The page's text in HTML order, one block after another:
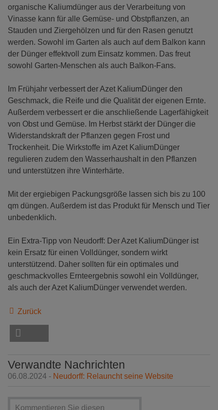
organische Kaliumdünger aus der Verarbeitung von
Vinasse kann für alle Gemüse- und Obstpflanzen, an
Stauden und Ziergehölzen und für den Rasen genutzt
werden. Sowohl im Garten als auch auf dem Balkon kann
der Dünger effektvoll zum Einsatz kommen. Das freut
sowohl Garten-Menschen als auch Balkon-Fans.
Im Frühjahr verbessert der Azet KaliumDünger den
Geschmack, die Reife und die Qualität der eigenen Ernte.
Außerdem verbessert er die anschließende Lagerfähigkeit
von Obst und Gemüse. Im Herbst stärkt der Dünger die
Widerstandskraft der Pflanzen gegen Frost und
Trockenheit. Die Wirkstoffe im Azet KaliumDünger
regulieren zudem den Wasserhaushalt in den Pflanzen
und unterstützen ihre Winterhärte.
Mit der ergiebigen Packungsgröße lassen sich bis zu 100
qm düngen. Außerdem ist das Produkt für Mensch und Tier
unbedenklich.
Ein Extra-Tipp von Neudorff: Der Azet KaliumDünger ist
kein Ersatz für einen Volldünger, sondern wirkt
unterstützend. Daher sollten für ein optimales und
geschmackvolles Ernteergebnis sowohl ein Volldünger,
als auch der Azet KaliumDünger verwendet werden.
Zurück
Verwandte Nachrichten
06.08.2024 - Neudorff: Relauncht seine Website